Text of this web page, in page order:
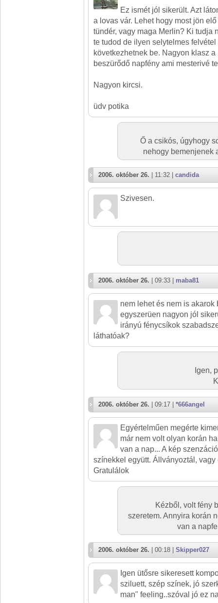
Ez ismét jól sikerült. Azt
a lovas vár. Lehet hogy most jön
tündér, vagy maga Merlin? Ki tudja
te tudod de ilyen selytelmes
következhetnek be. Nagyon klasz
beszürődő napfény ami mesterivé
Nagyon kircsi.
üdv potika
Ő a csikós, úgyhogy
nehogy bemenjenek
2006. október 26. | 11:32 | candida
Szivesen.
2006. október 26. | 09:33 | maba81
nem lehet és nem is akarok
egyszerüen nagyon jól
irányú fénycsíkok
láthatóak?
Igen,
2006. október 26. | 09:17 | *666angel
Egyértelműen megérte
már nem volt olyan korán
van a nap... A kép
színekkel együtt. Állványoztál,
Gratulálok
Kézből, volt fény
szeretem. Annyira korán
van a
2006. október 26. | 00:18 | Skipper027
Igen ütősre sikeresett
sziluett, szép színek, jó
man" feeling..szóval jó ez